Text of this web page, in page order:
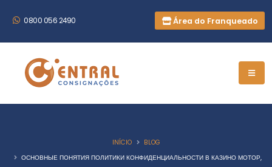
0800 056 2490 Área do Franqueado
INÍCIO
BLOG
ОСНОВНЫЕ ПОНЯТИЯ ПОЛИТИКИ КОНФИДЕНЦИАЛЬНОСТИ В КАЗИНО МОТОР,